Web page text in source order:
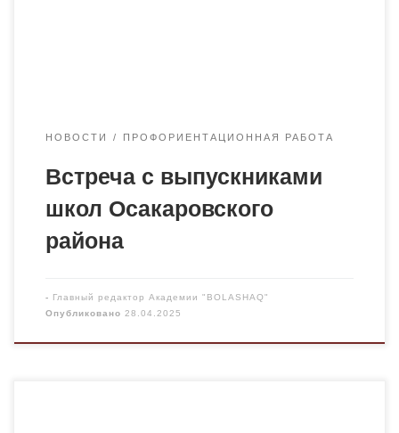
НОВОСТИ ПРОФОРИЕНТАЦИОННАЯ РАБОТА
Встреча с выпускниками
школ Осакаровского
района
- Главный редактор Академии "BOLASHAQ"
Опубликовано 28.04.2025